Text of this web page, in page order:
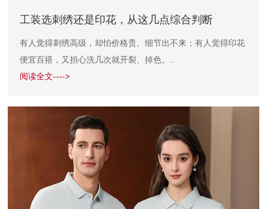
工装选刺绣还是印花，从这几点综合判断
有人觉得刺绣高级，却怕价格贵、细节出不来；有人觉得印花
便宜百搭，又担心洗几次就开裂、掉色。..
阅读全文---->